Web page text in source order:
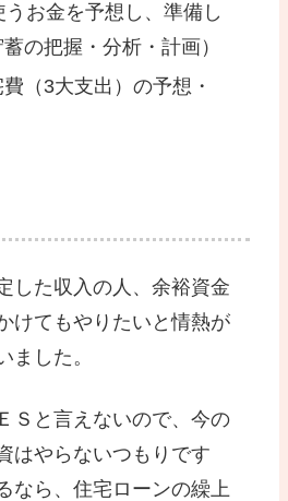
お金を予想し、準備し
の把握・分析・計画）
（3大支出）の予想・
した収入の人、余裕資金
けてもやりたいと情熱が
した。
Ｓと言えないので、今の
はやらないつもりです
なら、住宅ローンの繰上